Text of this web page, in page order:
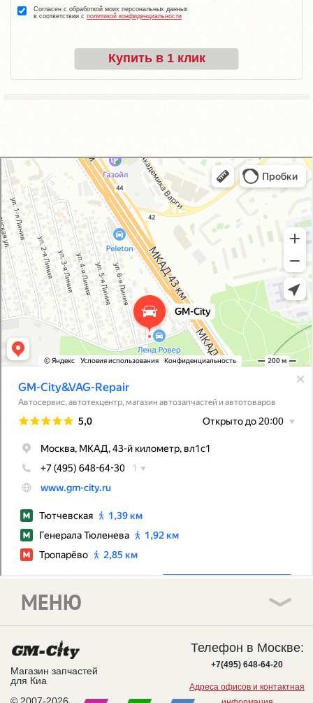
Купить в 1 клик
Согласен с обработкой моих персональных данных
в соответствии с политикой конфиденциальности
GM-City&VAG-Repair
Автосервис, автотехцентр в Москве
Магазин автозапчастей и автотоваров в Москве
Магазин запчастей
для Киа
МЕНЮ
Телефон в Москве:
+7(495) 648-64-20
Адреса офисов и контактная